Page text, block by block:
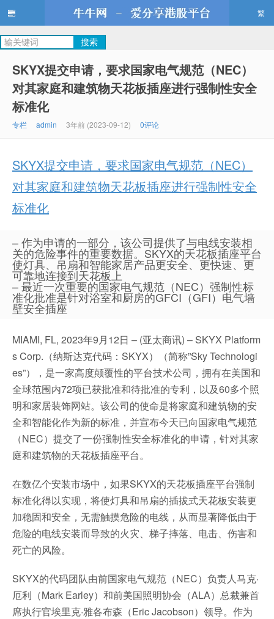
牛牛网
繁
SKYX提交申请，要求国家电气规范（NEC）
对其家庭和建筑物天花板插座进行强制性安全
标准化
专栏 admin 3年前 (2023-09-12) 0评论
SKYX提交申请，要求国家电气规范（NEC）
对其家庭和建筑物天花板插座进行强制性安全
标准化
– 作为申请的一部分，该公司提供了与电线安装相
关的危险事件的重要数据。SKYX的天花板插座平台
使灯具、吊扇和智能家居产品更安全、更快速、更
可靠地连接到天花板上
– 最近一次重要的国家电气规范（NEC）强制性标
准化批准是针对浴室和厨房的GFCI（GFI）电气墙
壁安全插座
MIAMI, FL, 2023年9月12日 – (亚太商讯) – SKYX Platform
s Corp.（纳斯达克代码：SKYX）（简称”Sky Technologi
es”），是一家高度颠覆性的平台技术公司，拥有在美国和
全球范围内72项已获批准和待批准的专利，以及60多个照
明和家居装饰网站。该公司的使命是将家庭和建筑物的安
全和智能化作为新的标准，并宣布今天已向国家电气规范
（NEC）提交了一份强制性安全标准化的申请，针对其家
庭和建筑物的天花板插座平台。
在数亿个安装市场中，如果SKYX的天花板插座平台强制
标准化得以实现，将使灯具和吊扇的插拔式天花板安装更
加稳固和安全，无需触摸危险的电线，从而显著降低由于
危险的电线安装而导致的火灾、梯子摔落、电击、伤害和
死亡的风险。
SKYX的代码团队由前国家电气规范（NEC）负责人马克·
厄利（Mark Earley）和前美国照明协会（ALA）总裁兼首
席执行官埃里克·雅各布森（Eric Jacobson）领导。作为